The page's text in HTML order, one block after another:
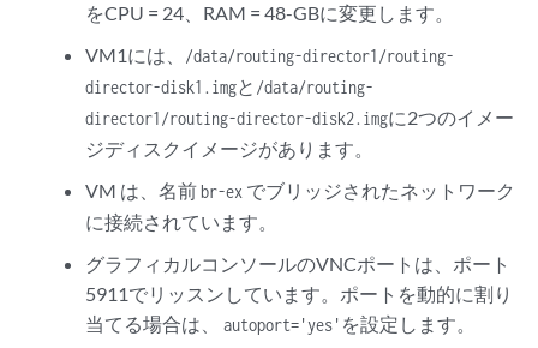
    <apic/>
  </features>
  <cpu mode='host-passthrough' check='none' migratable='on'/>
  <clock offset='utc'>
    <timer name='rtc' tickpolicy='catchup'/>
    <timer name='hpet' present='no'/>
  </clock>
  <on_poweroff>destroy</on_poweroff>
  <on_crash>destroy</on_crash>
  <pm>
をCPU = 24、RAM = 48-GBに変更します。
VM1には、
/data/routing-director1/routing-
director-disk1.imgと /data/routing-
director1/routing-director-disk2.imgに2つのイメー
ジディスクイメージがあります。
VM は、名前br-ex でブリッジされたネットワーク
に接続されています。
グラフィカルコンソールのVNCポートは、ポート
5911でリッスンしています。ポートを動的に割り
当てる場合は、 autoport='yes' を設定します。